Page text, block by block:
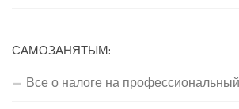
САМОЗАНЯТЫМ:
Все о налоге на